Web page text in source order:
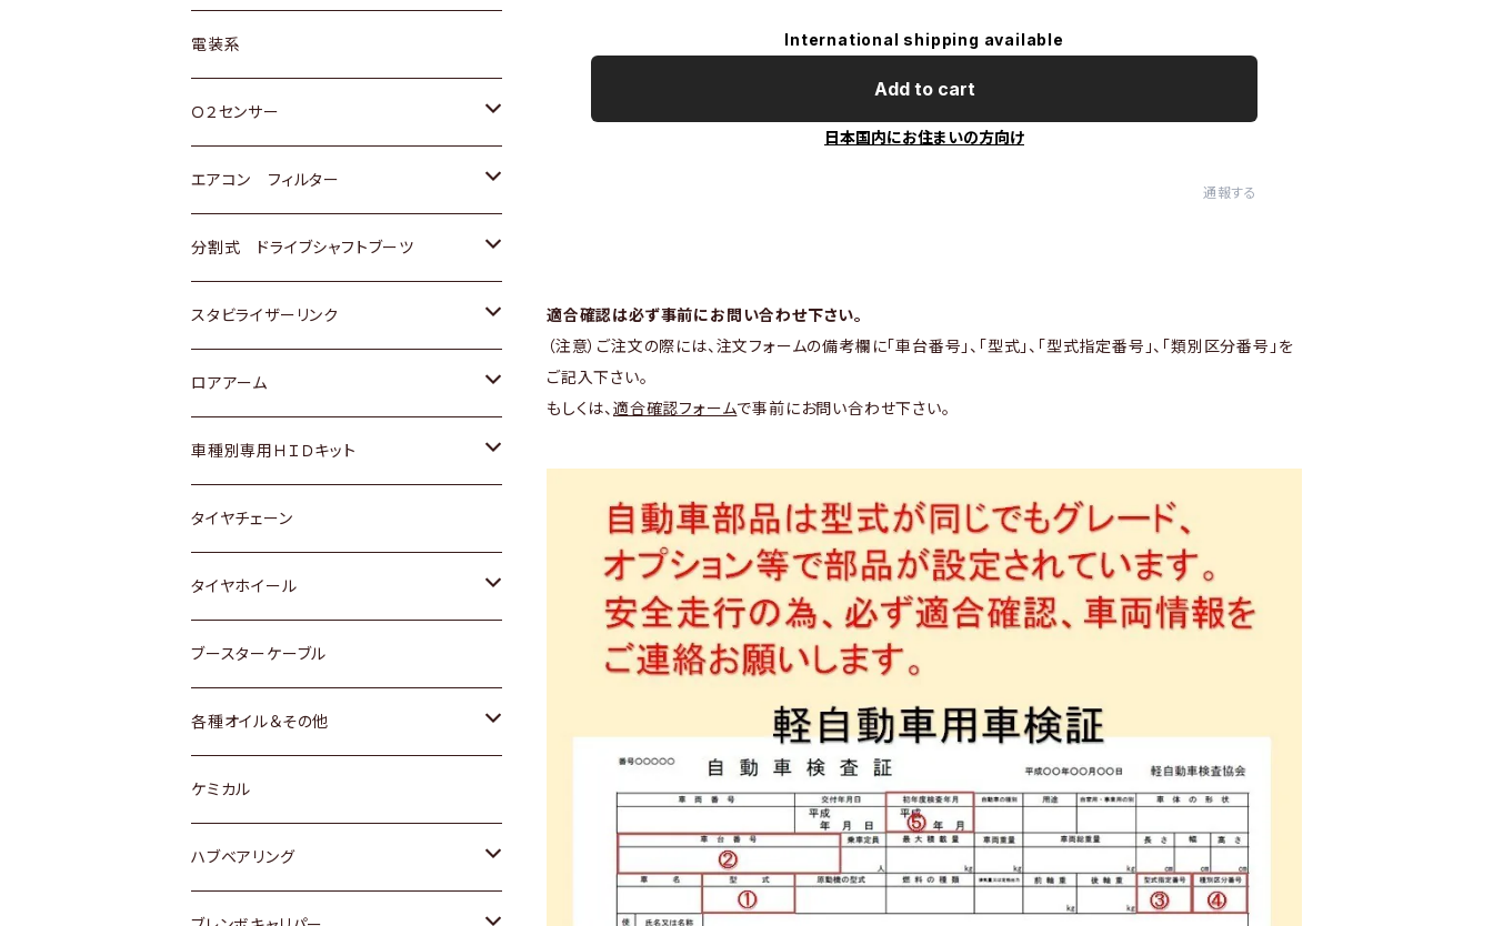
International shipping available
Add to cart
日本国内にお住まいの方向け
通報する
適合確認は必ず事前にお問い合わせ下さい。
（注意）ご注文の際には、注文フォームの備考欄に「車台番号」、「型式」、「型式指定番号」、「類別区分番号」を
ご記入下さい。
もしくは、 適合確認フォームで事前にお問い合わせ下さい。
日野
三菱
スバル
マツダ
三菱
スバル
日産
ダイハツ
マツダ
三菱
スバル
スズキ
ダイハツ
三菱
スバル
トヨタ
ホンダ
スズキ
日産
いすゞ
ダイハツ
マツダ
三菱
スバル
レクサス
電装系
Ｏ２センサー
トヨタ
ホンダ
スズキ
日産
ダイハツ
マツダ
三菱
スバル
エアコン フィルター
トヨタ
ホンダ
スズキ
日産
いすゞ
ダイハツ
マツダ
三菱
スバル
分割式 ドライブシャフトブーツ
トヨタ
ホンダ
スズキ
日産
ダイハツ
スバル
スタビライザーリンク
トヨタ
ホンダ
スズキ
日産
ダイハツ
マツダ
ロアアーム
ホンダ
スズキ
日産
ダイハツ
マツダ
スバル
車種別専用ＨＩＤキット
トヨタ
マツダ
タイヤチェーン
タイヤホイール
トヨタ
ホンダ
スズキ
日産
ブースターケーブル
各種オイル＆その他
ディーデル洗浄添加剤
ケミカル
ハブベアリング